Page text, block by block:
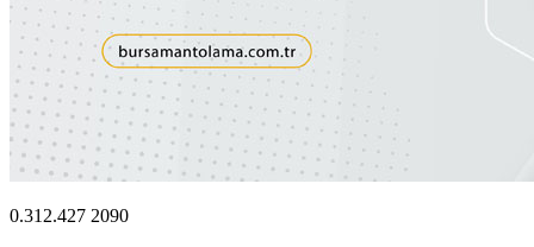
0.312.427 2090